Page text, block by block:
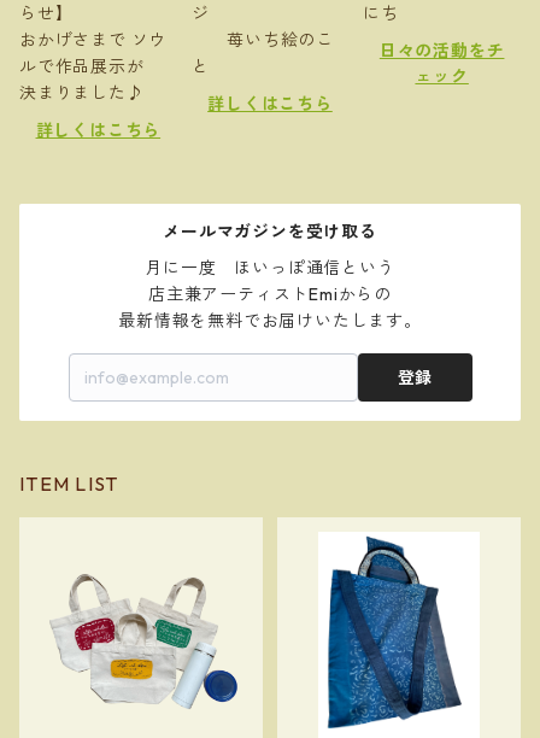
らせ】
おかげさまで ソウ
ルで作品展示が
決まりました♪
詳しくはこちら
ジ
苺いち絵のこ
と
詳しくはこちら
にち
日々の活動をチ
ェック
メールマガジンを受け取る
月に一度　ほいっぽ通信という
店主兼アーティストEmiからの
登録
ITEM LIST